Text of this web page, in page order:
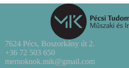
7624 Pécs, Boszorkány út 2.
+36 72 503 650
mernoknok.mik@gmail.com